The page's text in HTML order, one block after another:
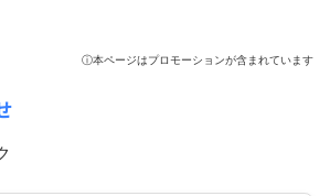
ⓘ本ページはプロモーションが含まれています